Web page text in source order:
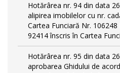
Hotărârea nr. 94 din data
alipirea imobilelor cu nr.
Cartea Funciară Nr.
92414 înscris în Cartea
Hotărârea nr. 95 din data
aprobarea Ghidului de